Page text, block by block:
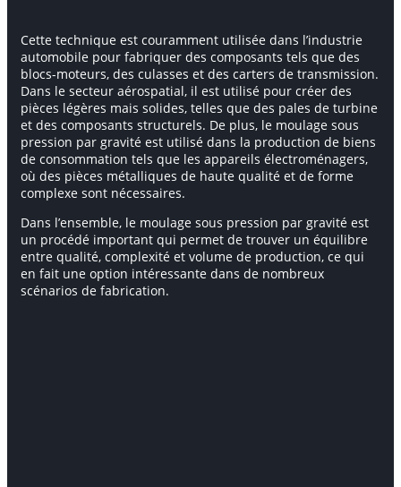
Cette technique est couramment utilisée dans l’industrie
automobile pour fabriquer des composants tels que des
blocs-moteurs, des culasses et des carters de transmission.
Dans le secteur aérospatial, il est utilisé pour créer des
pièces légères mais solides, telles que des pales de turbine
et des composants structurels. De plus, le moulage sous
pression par gravité est utilisé dans la production de biens
de consommation tels que les appareils électroménagers,
où des pièces métalliques de haute qualité et de forme
complexe sont nécessaires.
Dans l’ensemble, le moulage sous pression par gravité est
un procédé important qui permet de trouver un équilibre
entre qualité, complexité et volume de production, ce qui
en fait une option intéressante dans de nombreux
scénarios de fabrication.